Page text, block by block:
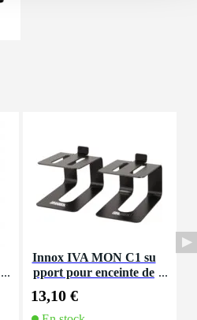
Innox IVA MON C1 su
pport pour enceinte de
13,10 €